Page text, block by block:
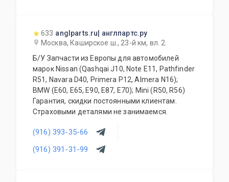
дополнительное оборудование для Вашего
автомобиля. Гарантия качества на все услуги
и продукцию. Квалифицированные
специалисты. Мы работаем для Вас каждый
день.
633 anglparts.ru| англпартс.ру
Москва, Каширское ш., 23-й км, вл. 2.
Б/У Запчасти из Европы для автомобилей
марок Nissan (Qashqai J10, Note E11, Pathfinder
R51, Navara D40, Primera P12, Almera N16);
BMW (E60, E65, E90, E87, E70); Mini (R50, R56)
Гарантия, скидки постоянными клиентам.
Страховыми деталями не занимаемся.
(916) 393-35-66
(916) 391-31-99